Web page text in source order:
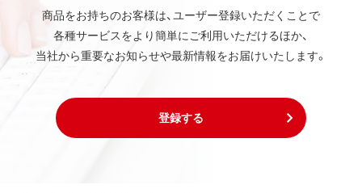
商品をお持ちのお客様は、ユーザー登録いただくことで
各種サービスをより簡単にご利用いただけるほか、
当社から重要なお知らせや最新情報をお届けいたします。
登録する